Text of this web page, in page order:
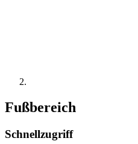
Fußbereich
Schnellzugriff